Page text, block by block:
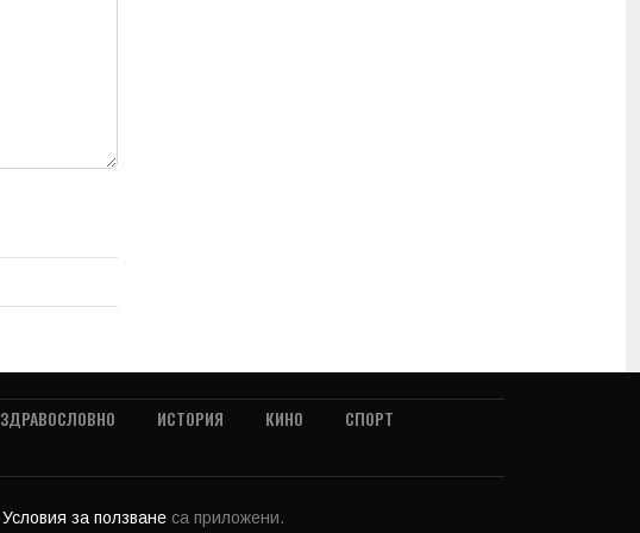
ЗДРАВОСЛОВНО ИСТОРИЯ КИНО
СПОРТ
Условия за ползване са приложени.